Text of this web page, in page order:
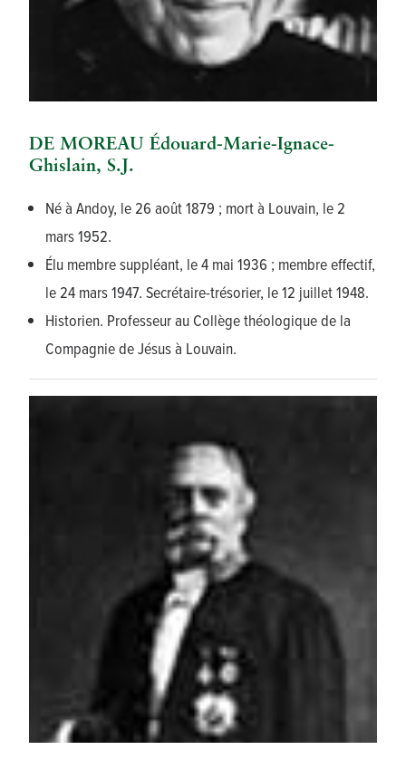
DE MOREAU Édouard-Marie-Ignace-
Ghislain, S.J.
Né à Andoy, le 26 août 1879 ; mort à Louvain, le 2
mars 1952.
Élu membre suppléant, le 4 mai 1936 ; membre effectif,
le 24 mars 1947. Secrétaire-trésorier, le 12 juillet 1948.
Historien. Professeur au Collège théologique de la
Compagnie de Jésus à Louvain.